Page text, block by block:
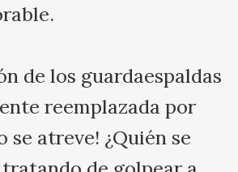
de los guardaespaldas
reemplazada por
se atreve! ¿Quién se